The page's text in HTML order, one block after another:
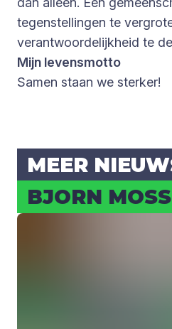
tegenstellingen te
verantwoordelijkheid te
Mijn levensmotto
Samen staan we sterker!
MEER
BJORN